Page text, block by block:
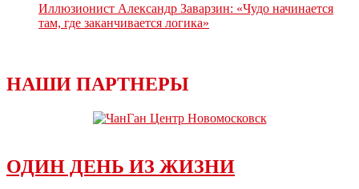
Иллюзионист Александр Заварзин: «Чудо начинается
там, где заканчивается логика»
НАШИ ПАРТНЕРЫ
ОДИН ДЕНЬ ИЗ ЖИЗНИ